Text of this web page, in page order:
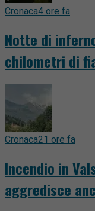
Cronaca4 ore fa
Notte di
chilometri di
Cronaca21 ore fa
Incendio in
aggredisce